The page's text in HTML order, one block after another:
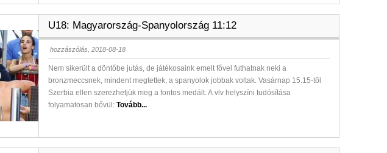
U18: Magyarország-Spanyolország 11:12
hozzászólás, 2018-08-18
Nem sikerült a döntőbe jutás, de játékosaink emelt fővel futhatnak neki a
bronzmeccsnek, mindent megtettek, a spanyolok jobbak voltak. Vasárnap 15.15-től
Szerbia ellen szerezhetjük meg a fontos medált. A vlv helyszíni tudósítása
folyamatosan bővül:Tovább...